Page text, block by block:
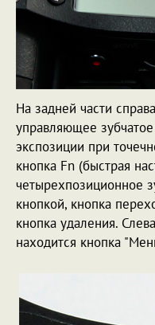
На задней части
управляющее
экспозиции при
кнопка Fn (быстрая
четырехпозиционное
кнопкой, кнопка
кнопка удаления.
находится кнопка